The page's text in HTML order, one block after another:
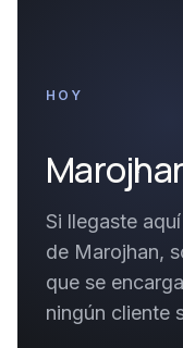
HOY
Si llegaste
de Marojhan,
que se
ningún cliente